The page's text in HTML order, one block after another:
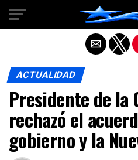
ACTUALIDAD
Presidente de la
rechazó el
gobierno y la
Salir de la